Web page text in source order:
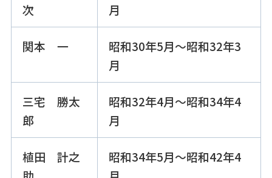
次
月
関本 一
昭和30年5月～昭和32年3
月
三宅 勝太
郎
昭和32年4月～昭和34年4
月
植田 計之
昭和34年5月～昭和42年4